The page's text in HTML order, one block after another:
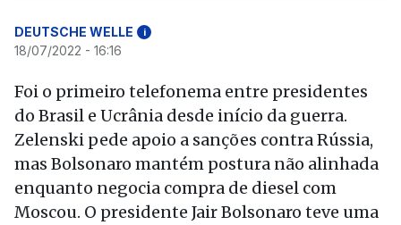
DEUTSCHE WELLE i
18/07/2022 - 16:16
Foi o primeiro telefonema entre presidentes
do Brasil e Ucrânia desde início da guerra.
Zelenski pede apoio a sanções contra Rússia,
mas Bolsonaro mantém postura não alinhada
enquanto negocia compra de diesel com
Moscou. O presidente Jair Bolsonaro teve uma